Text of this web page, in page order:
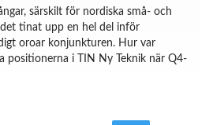
särskilt för nordiska små- och
tinat upp en hel del inför
oroar konjunkturen. Hur var
positionerna i TIN Ny Teknik när Q4-